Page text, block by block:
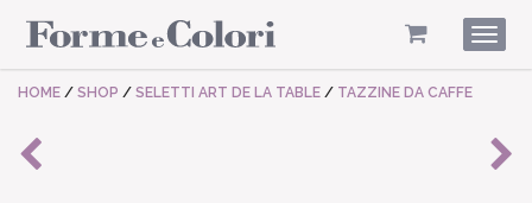
HOME / SHOP / SELETTI ART DE LA TABLE / TAZZINE DA CAFFE